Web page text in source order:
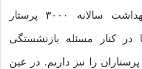
براساس آمار وزارت بهداشت سالانه ۳۰۰۰ پرستار
کنار مسئله بازنشستگی
را نیز داریم. در عین